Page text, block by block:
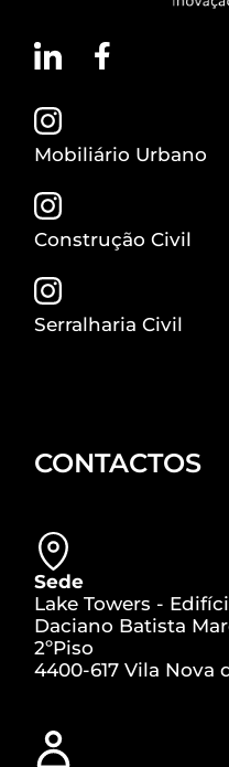
Mobiliário Urbano
Construção Civil
Serralharia Civil
CONTACTOS
Sede
Lake Towers -
Daciano Batista
2ºPiso
4400-617 Vila Nova